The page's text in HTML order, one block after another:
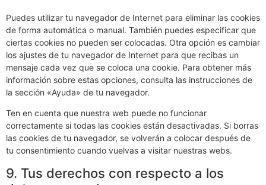
Puedes utilizar tu navegador de Internet para eliminar las cookies
de forma automática o manual. También puedes especificar que
ciertas cookies no pueden ser colocadas. Otra opción es cambiar
los ajustes de tu navegador de Internet para que recibas un
mensaje cada vez que se coloca una cookie. Para obtener más
información sobre estas opciones, consulta las instrucciones de
la sección «Ayuda» de tu navegador.
Ten en cuenta que nuestra web puede no funcionar
correctamente si todas las cookies están desactivadas. Si borras
las cookies de tu navegador, se volverán a colocar después de
tu consentimiento cuando vuelvas a visitar nuestras webs.
9. Tus derechos con respecto a los